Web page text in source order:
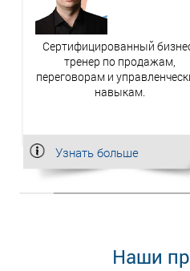
Сертифицированный
тренер по продажам,
переговорам и
навыкам.
Узнать больше
Наши